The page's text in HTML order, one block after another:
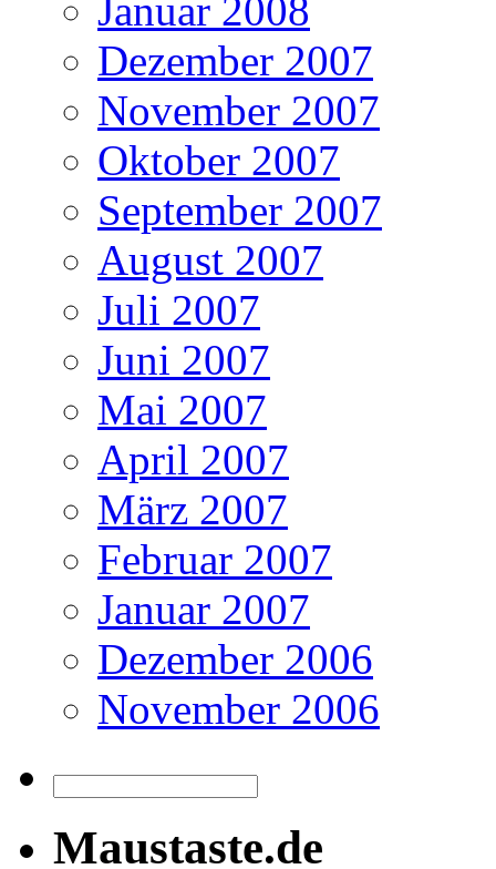
Januar 2008
Dezember 2007
November 2007
Oktober 2007
September 2007
August 2007
Juli 2007
Juni 2007
Mai 2007
April 2007
März 2007
Februar 2007
Januar 2007
Dezember 2006
November 2006
Maustaste.de